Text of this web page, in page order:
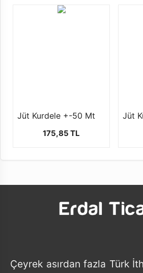
Jüt Kurdele +-50 Mt
175,85 TL
Çeyrek asırdan fazla Türk